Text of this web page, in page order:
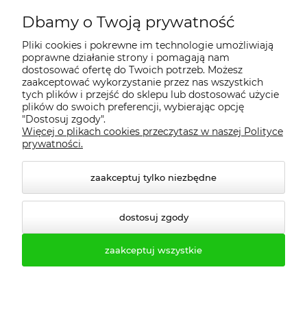
Regulamin
Dostawa - realizacja
Gwarancja i zwroty
Pomoc
Dbamy o Twoją prywatność
Pliki cookies i pokrewne im technologie umożliwiają
poprawne działanie strony i pomagają nam
dostosować ofertę do Twoich potrzeb. Możesz
zaakceptować wykorzystanie przez nas wszystkich
tych plików i przejść do sklepu lub dostosować użycie
plików do swoich preferencji, wybierając opcję
"Dostosuj zgody".
Więcej o plikach cookies przeczytasz w naszej Polityce
prywatności.
zaakceptuj tylko niezbędne
dostosuj zgody
zaakceptuj wszystkie